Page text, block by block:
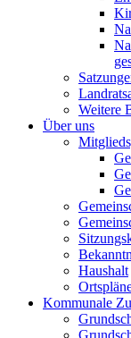
Weitere
Über uns
Haushalt
Kommunale